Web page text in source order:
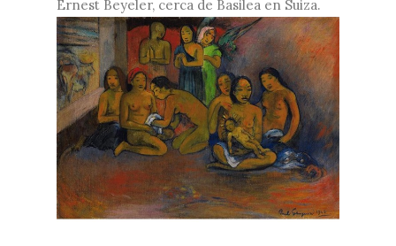
Ernest Beyeler, cerca de Basilea en Suiza.